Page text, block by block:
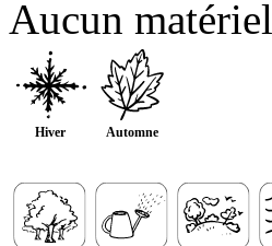
Aucun matériel
Hiver Automne